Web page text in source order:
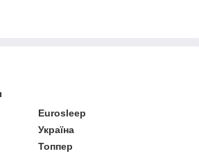
Eurosleep
Україна
Топпер